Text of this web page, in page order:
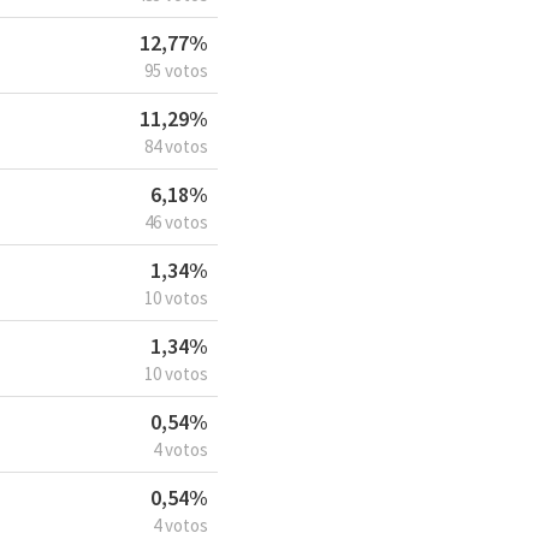
12,77%
95 votos
11,29%
84 votos
6,18%
46 votos
1,34%
10 votos
1,34%
10 votos
0,54%
4 votos
0,54%
4 votos